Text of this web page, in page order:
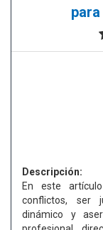
Descripción:
En este
conflictos, ser
dinámico y